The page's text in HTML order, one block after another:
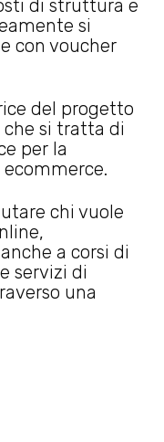
di struttura e
si
con voucher
del progetto
che si tratta di
per la
chi vuole
a corsi di
servizi di
una